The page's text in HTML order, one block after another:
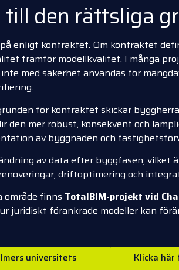
den rättsliga
enligt kontraktet. Om kontraktet
framför modellkvalitet. I många
med säkerhet användas för
för kontraktet skickar
den mer robust, konsekvent och
av byggnaden och
av data efter byggfasen, vilket
driftoptimering och
område finns TotalBIM-projekt vid
juridiskt förankrade modeller kan
universitets Klicka